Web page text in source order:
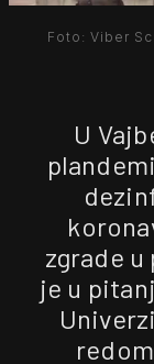
Foto: Viber
U
zgrade
je u